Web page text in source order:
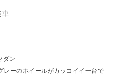
車
ダン
レーのホイールがカッコイイ一台で